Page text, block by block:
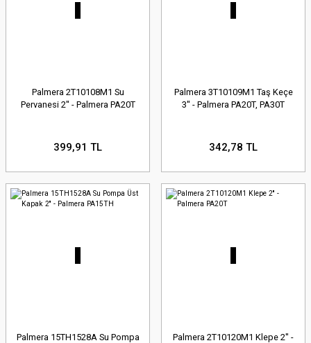
Palmera 2T10108M1 Su
Pervanesi 2'' - Palmera PA20T
399,91 TL
Palmera 3T10109M1 Taş Keçe
3'' - Palmera PA20T, PA30T
342,78 TL
Palmera 15TH1528A Su Pompa
Palmera 2T10120M1 Klepe 2'' -